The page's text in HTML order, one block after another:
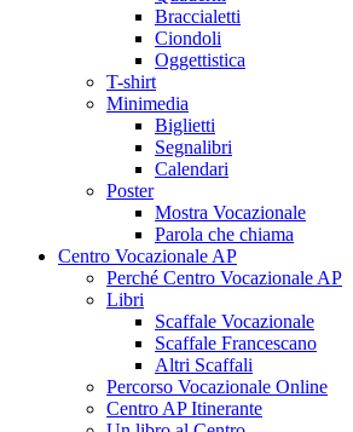
Braccialetti
Ciondoli
Oggettistica
T-shirt
Minimedia
Biglietti
Segnalibri
Calendari
Poster
Mostra Vocazionale
Parola che chiama
Centro Vocazionale AP
Perché Centro Vocazionale AP
Libri
Scaffale Vocazionale
Scaffale Francescano
Altri Scaffali
Percorso Vocazionale Online
Centro AP Itinerante